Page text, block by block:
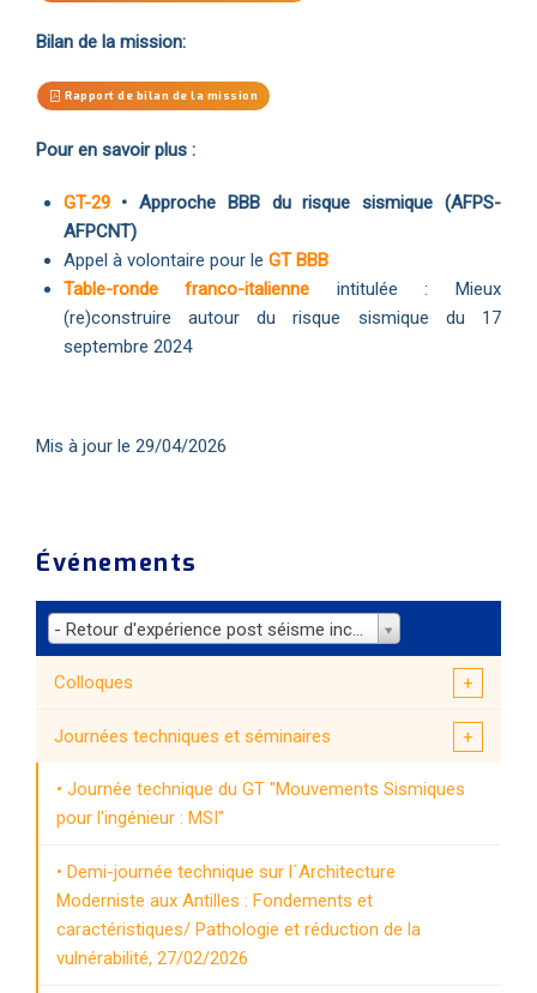
Bilan de la mission:
Rapport de bilan de la mission
Pour en savoir plus :
GT-29• Approche BBB du risque sismique (AFPS-
AFPCNT)
Appel à volontaire pour le GT BBB
Table-ronde franco-italienne intitulée : Mieux
(re)construire autour du risque sismique du 17
septembre 2024
Mis à jour le 29/04/2026
Événements
- Retour d'expérience post séisme incarné à l'Aquila et Amatrice - du 18 au 20 septembre 2025
Colloques
Journées techniques et séminaires
Journée technique du GT "Mouvements Sismiques
pour l'ingénieur : MSI"
Demi-journée technique sur l´Architecture
Moderniste aux Antilles : Fondements et
caractéristiques/ Pathologie et réduction de la
vulnérabilité, 27/02/2026